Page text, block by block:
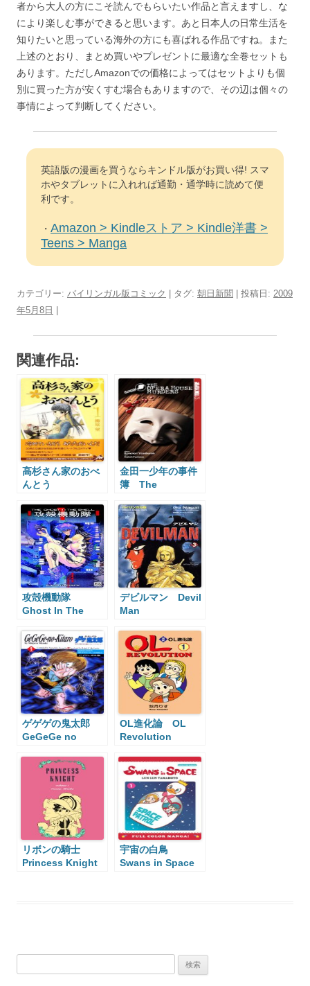
者から大人の方にこそ読んでもらいたい作品と言えますし、な
により楽しむ事ができると思います。あと日本人の日常生活を
知りたいと思っている海外の方にも喜ばれる作品ですね。また
上述のとおり、まとめ買いやプレゼントに最適な全巻セットも
あります。ただしAmazonでの価格によってはセットよりも個
別に買った方が安くすむ場合もありますので、その辺は個々の
事情によって判断してください。
英語版の漫画を買うならキンドル版がお買い得! スマ
ホやタブレットに入れれば通勤・通学時に読めて便
利です。
・ Amazon > Kindleストア > Kindle洋書 >
Teens > Manga
カテゴリー: バイリンガル版コミック | タグ: 朝日新聞 | 投稿日: 2009
年5月8日
関連作品:
高杉さん家のおべ
んとう
Obento
金田一少年の事件
簿 The
Files
攻殻機動隊
Ghost In The
デビルマン Devil
Man
ゲゲゲの鬼太郎
GeGeGe no
OL進化論 OL
Revolution
リボンの騎士
Princess Knight
宇宙の白鳥
Swans in Space